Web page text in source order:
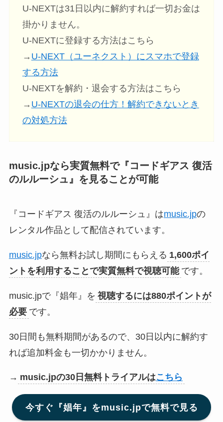
U-NEXTは31日以内に解約すれば一切お金は
掛かりません。
U-NEXTに登録する方法はこちら
→ U-NEXT（ユーネクスト）にスマホで登録
する方法
U-NEXTを解約・退会する方法はこちら
→ U-NEXTの退会の仕方！解約できないとき
の対処方法
music.jpなら実質無料で『コードギアス 復活
のルルーシュ』を見ることが可能
『コードギアス 復活のルルーシュ』はmusic.jpの
レンタル作品として配信されています。
music.jpなら無料お試し期間にもらえる 1,600ポイ
ントを利用することで実質無料で視聴可能 です。
music.jpで『娼年』を 視聴するには880ポイントが
必要 です。
30日間も無料期間があるので、30日以内に解約す
れば追加料金も一切かかりません。
→ music.jpの30日無料トライアルはこちら
今すぐ『娼年』をmusic.jpで無料で見る